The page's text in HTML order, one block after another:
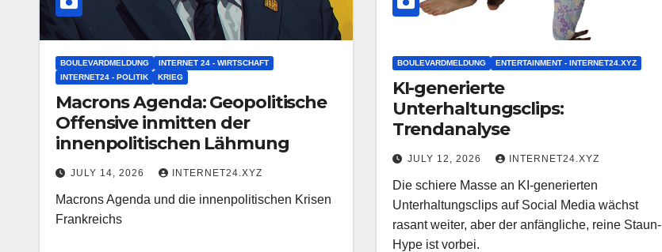
BOULEVARDMELDUNG
INTERNET 24 - WIRTSCHAFT
INTERNET24 - POLITIK
KRIEG
Macrons Agenda: Geopolitische
Offensive inmitten der
innenpolitischen Lähmung
JULY 14, 2026 INTERNET24.XYZ
Macrons Agenda und die innenpolitischen Krisen
Frankreichs
BOULEVARDMELDUNG ENTERTAINMENT - INTERNET24.XYZ
KI-generierte
Unterhaltungsclips:
Trendanalyse
JULY 12, 2026 INTERNET24.XYZ
Die schiere Masse an KI-generierten
Unterhaltungsclips auf Social Media wächst
rasant weiter, aber der anfängliche, reine Staun-
Hype ist vorbei.